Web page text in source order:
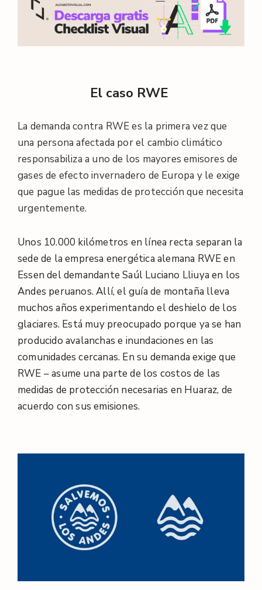
El caso RWE
La demanda contra RWE es la primera vez que
una persona afectada por el cambio climático
responsabiliza a uno de los mayores emisores de
gases de efecto invernadero de Europa y le exige
que pague las medidas de protección que necesita
urgentemente.
Unos 10.000 kilómetros en línea recta separan la
sede de la empresa energética alemana RWE en
Essen del demandante Saúl Luciano Lliuya en los
Andes peruanos. Allí, el guía de montaña lleva
muchos años experimentando el deshielo de los
glaciares. Está muy preocupado porque ya se han
producido avalanchas e inundaciones en las
comunidades cercanas. En su demanda exige que
RWE – asume una parte de los costos de las
medidas de protección necesarias en Huaraz, de
acuerdo con sus emisiones.